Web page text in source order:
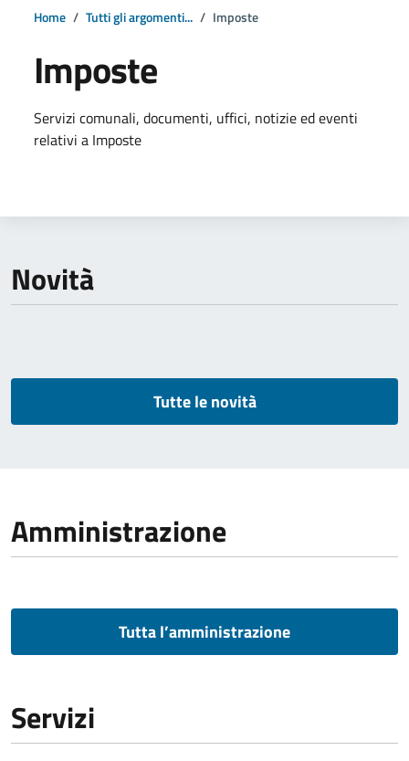
Home Tutti gli argomenti... Imposte
Imposte
Dettagli della notizia
Servizi comunali, documenti, uffici, notizie ed eventi
relativi a Imposte
Novità
Tutte le novità
Amministrazione
Tutta l’amministrazione
Servizi